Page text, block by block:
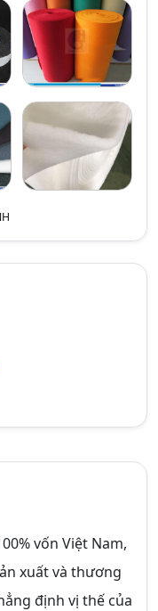
vốn Việt Nam,
xuất và thương
định vị thế của